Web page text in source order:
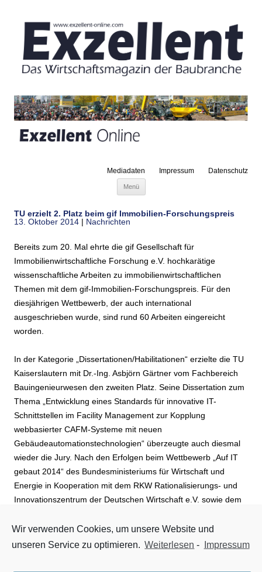
Mediadaten Impressum Datenschutz
Menü
TU erzielt 2. Platz beim gif Immobilien-Forschungspreis
13. Oktober 2014 | Nachrichten
Bereits zum 20. Mal ehrte die gif Gesellschaft für
Immobilienwirtschaftliche Forschung e.V. hochkarätige
wissenschaftliche Arbeiten zu immobilienwirtschaftlichen
Themen mit dem gif-Immobilien-Forschungspreis. Für den
diesjährigen Wettbewerb, der auch international
ausgeschrieben wurde, sind rund 60 Arbeiten eingereicht
worden.
In der Kategorie „Dissertationen/Habilitationen“ erzielte die TU
Kaiserslautern mit Dr.-Ing. Asbjörn Gärtner vom Fachbereich
Bauingenieurwesen den zweiten Platz. Seine Dissertation zum
Thema „Entwicklung eines Standards für innovative IT-
Schnittstellen im Facility Management zur Kopplung
webbasierter CAFM-Systeme mit neuen
Gebäudeautomationstechnologien“ überzeugte auch diesmal
wieder die Jury. Nach den Erfolgen beim Wettbewerb „Auf IT
gebaut 2014“ des Bundesministeriums für Wirtschaft und
Energie in Kooperation mit dem RKW Rationalisierungs- und
Innovationszentrum der Deutschen Wirtschaft e.V. sowie dem
Facility Management e.V. ist es bereits die dritte Auszeichnung
für Dr. Asbjörn Gärtner.
Das in der
Wir verwenden Cookies, um unsere Website und
unseren Service zu optimieren. Weiterlesen - Impressum